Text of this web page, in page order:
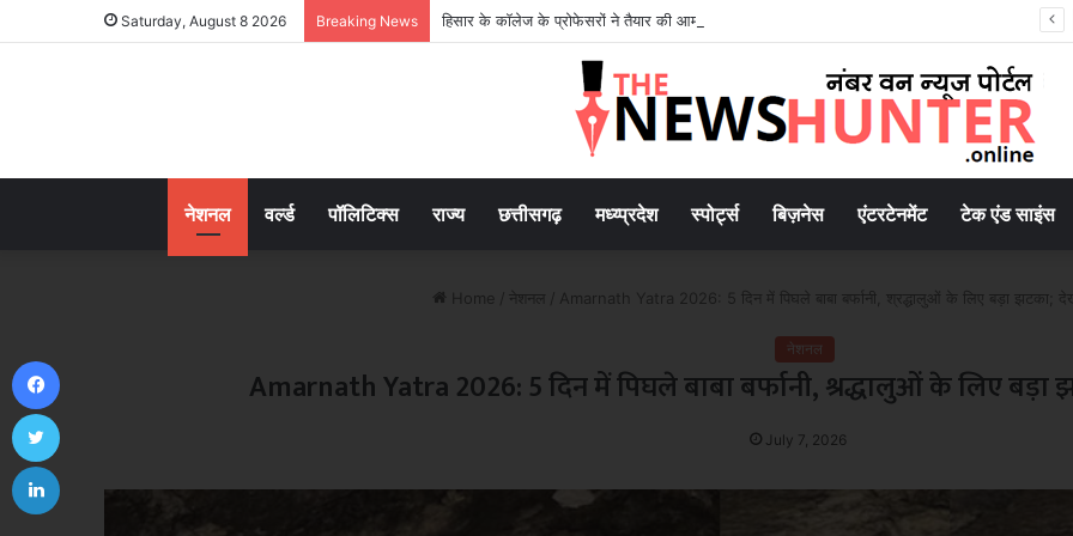
Saturday, August 8 2026 Breaking News हिसार के कॉलेज के प्रोफेसरों ने तैयार की आम-जामुन की खास वाइन, मिला पेटेंट
नेशनल वर्ल्ड पॉलिटिक्स राज्य छत्तीसगढ़ मध्य्प्रदेश स्पोर्ट्स बिज़नेस एंटरटेनमेंट टेक एंड साइंस
Home / नेशनल / Amarnath Yatra 2026: 5 दिन में पिघले बाबा बर्फानी, श्रद्धालुओं के लिए बड़ा झटका;
नेशनल
Amarnath Yatra 2026: 5 दिन में पिघले बाबा बर्फानी, श्रद्धालुओं के लिए
July 7, 2026